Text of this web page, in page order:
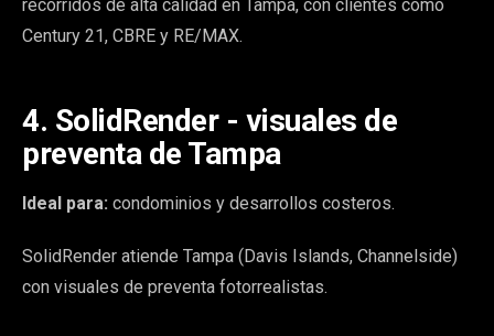
recorridos de alta calidad en Tampa, con clientes como
Century 21, CBRE y RE/MAX.
4. SolidRender - visuales de
preventa de Tampa
Ideal para: condominios y desarrollos costeros.
SolidRender atiende Tampa (Davis Islands, Channelside)
con visuales de preventa fotorrealistas.